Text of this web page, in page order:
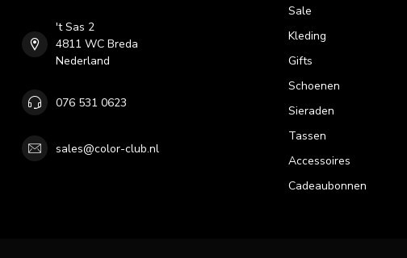
't Sas 2
4811 WC Breda
Nederland
076 531 0623
sales@color-club.nl
Sale
Kleding
Gifts
Schoenen
Sieraden
Tassen
Accessoires
Cadeaubonnen